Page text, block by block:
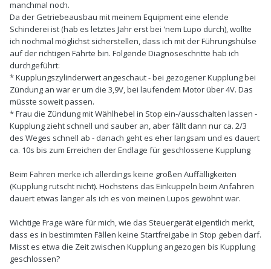
manchmal noch.
Da der Getriebeausbau mit meinem Equipment eine elende
Schinderei ist (hab es letztes Jahr erst bei 'nem Lupo durch), wollte
ich nochmal möglichst sicherstellen, dass ich mit der Führungshülse
auf der richtigen Fährte bin. Folgende Diagnoseschritte hab ich
durchgeführt:
* Kupplungszylinderwert angeschaut - bei gezogener Kupplung bei
Zündung an war er um die 3,9V, bei laufendem Motor über 4V. Das
müsste soweit passen.
* Frau die Zündung mit Wählhebel in Stop ein-/ausschalten lassen -
Kupplung zieht schnell und sauber an, aber fällt dann nur ca. 2/3
des Weges schnell ab - danach geht es eher langsam und es dauert
ca. 10s bis zum Erreichen der Endlage für geschlossene Kupplung
Beim Fahren merke ich allerdings keine großen Auffälligkeiten
(Kupplung rutscht nicht). Höchstens das Einkuppeln beim Anfahren
dauert etwas länger als ich es von meinen Lupos gewöhnt war.
Wichtige Frage wäre für mich, wie das Steuergerät eigentlich merkt,
dass es in bestimmten Fällen keine Startfreigabe in Stop geben darf.
Misst es etwa die Zeit zwischen Kupplung angezogen bis Kupplung
geschlossen?